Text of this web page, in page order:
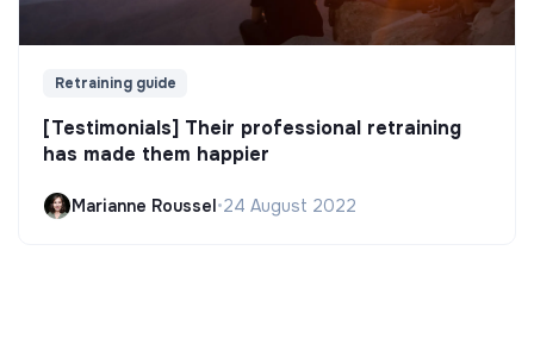
Retraining guide
[Testimonials] Their professional retraining
has made them happier
Marianne Roussel•24 August 2022